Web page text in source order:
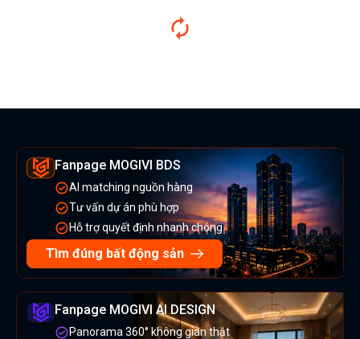
Fanpage MOGIVI BDS
AI matching nguồn hàng
Tư vấn dự án phù hợp
Hỗ trợ quyết định nhanh chóng
Tìm đúng bất động sản
Fanpage MOGIVI AI DESIGN
Panorama 360° không gian thật